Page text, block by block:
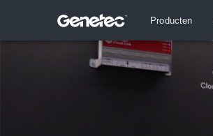
Producten